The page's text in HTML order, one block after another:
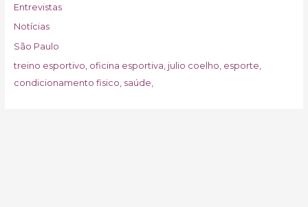
Entrevistas
Notícias
São Paulo
treino esportivo, oficina esportiva, julio coelho, esporte,
condicionamento fisico, saúde,